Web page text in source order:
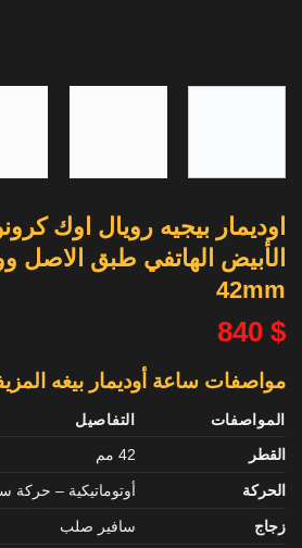
42mm
840 $
مواصفات ساعة أوديمار بيغه
المواصفات
التفاصيل
القطر
42 مم
الحركة أوتوماتيكية – حركة
زجاج سافير صلب